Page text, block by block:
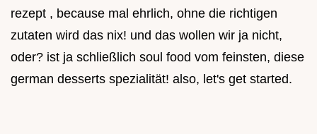
rezept , because mal ehrlich, ohne die richtigen
zutaten wird das nix! und das wollen wir ja nicht,
oder? ist ja schließlich soul food vom feinsten, diese
german desserts spezialität! also, let's get started.